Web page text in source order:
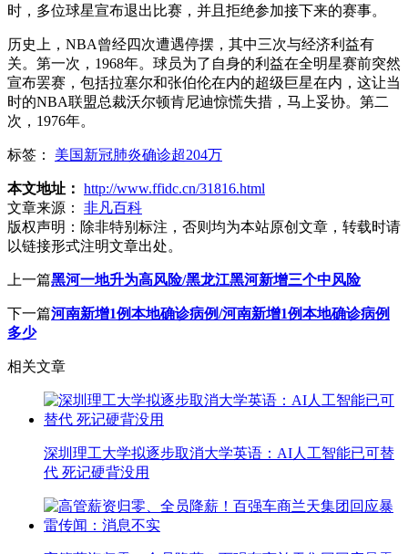
时，多位球星宣布退出比赛，并且拒绝参加接下来的赛事。
历史上，NBA曾经四次遭遇停摆，其中三次与经济利益有
关。第一次，1968年。球员为了自身的利益在全明星赛前突然
宣布罢赛，包括拉塞尔和张伯伦在内的超级巨星在内，这让当
时的NBA联盟总裁沃尔顿肯尼迪惊慌失措，马上妥协。第二
次，1976年。
标签： 美国新冠肺炎确诊超204万
本文地址： http://www.ffidc.cn/31816.html
文章来源：
非凡百科
版权声明： 除非特别标注，否则均为本站原创文章，转载时请
以链接形式注明文章出处。
上一篇黑河一地升为高风险/黑龙江黑河新增三个中风险
下一篇河南新增1例本地确诊病例/河南新增1例本地确诊病例
多少
相关文章
深圳理工大学拟逐步取消大学英语：AI人工智能已可替
代 死记硬背没用